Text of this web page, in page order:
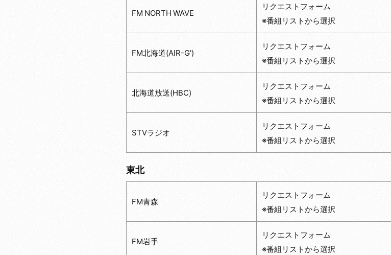
FM NORTH WAVE
リクエストフォーム
※番組リストから選択
FM北海道(AIR-G')
リクエストフォーム
※番組リストから選択
北海道放送(HBC)
リクエストフォーム
※番組リストから選択
STVラジオ
リクエストフォーム
※番組リストから選択
東北
FM青森
リクエストフォーム
※番組リストから選択
FM岩手
リクエストフォーム
※番組リストから選択